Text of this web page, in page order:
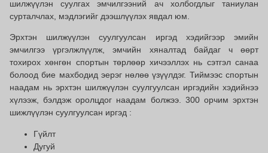
шилжүүлэн суулгах эмчилгээний ач холбогдлыг таниулан
сурталчлах, мэдлэгийг дээшлүүлэх явдал юм.
Эрхтэн шилжүүлэн суулгуулсан иргэд хэдийгээр эмийн
эмчилгээ үргэлжлүүлж, эмчийн хяналтад байдаг ч өөрт
тохирох хөнгөн спортын төрлөөр хичээллэх нь сэтгэл санаа
болоод бие махбодид эерэг нөлөө үзүүлдэг. Тиймээс спортын
наадам нь эрхтэн шилжүүлэн суулгуулсан иргэдийн хэдийнээ
хүлээж, бэлдэж оролцдог наадам болжээ. 300 орчим эрхтэн
шижлүүлэн суулгуулсан иргэд :
Гүйлт
Дугуй